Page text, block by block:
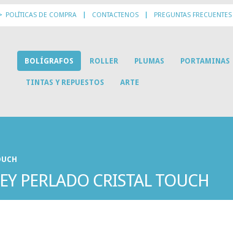
POLÍTICAS DE COMPRA CONTACTENOS PREGUNTAS FRECUENTES
BOLÍGRAFOS ROLLER PLUMAS PORTAMINAS
TINTAS Y REPUESTOS ARTE
PERLADO CRISTAL TOUCH